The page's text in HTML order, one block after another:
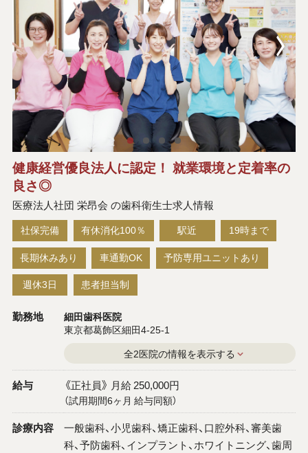
健康経営優良法人に認定！ 就業環境と定着率の
良さ◎
医療法人社団 栄昂会 の歯科衛生士求人情報
社保完備 有休消化100％ 駅近 19時まで
長期休みあり 車通勤OK 予防専用ユニットあり
週休3日 患者担当制
勤務地 細田歯科医院
東京都葛飾区細田4-25-1
全2医院の情報を表示する
給与 《正社員》 月給 250,000円
（試用期間6ヶ月 給与同額）
診療内容
一般歯科、小児歯科、矯正歯科、口腔外科、審美歯
科、予防歯科、インプラント、ホワイトニング、歯周